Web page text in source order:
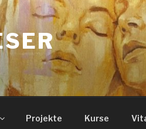
Projekte Kurse